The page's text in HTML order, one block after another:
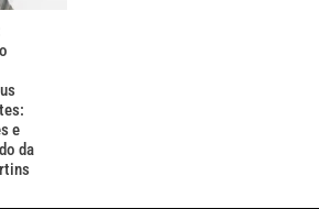
e
da